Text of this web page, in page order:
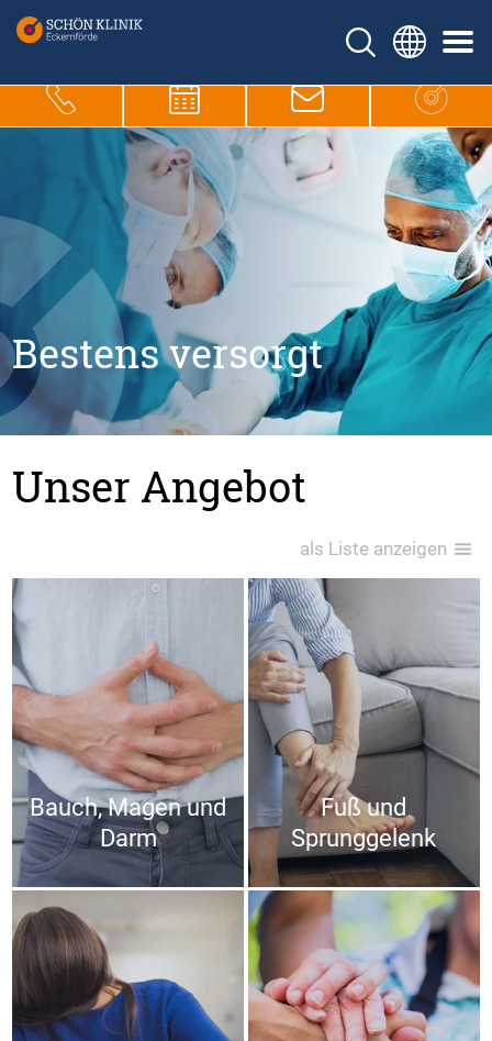
Bestens versorgt
Unser Angebot
als Liste anzeigen
Bauch, Magen und
Darm
Fuß und
Sprunggelenk